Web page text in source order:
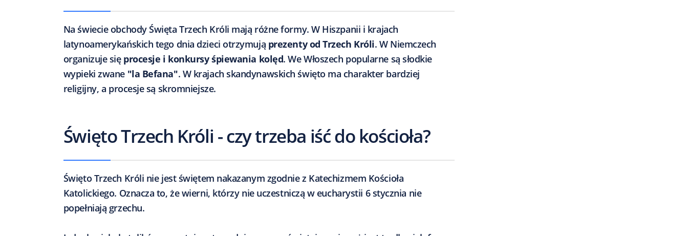
Na świecie obchody Święta Trzech Króli mają różne formy. W Hiszpanii i krajach
latynoamerykańskich tego dnia dzieci otrzymują prezenty od Trzech Króli. W Niemczech
organizuje się procesje i konkursy śpiewania kolęd. We Włoszech popularne są słodkie
wypieki zwane "la Befana". W krajach skandynawskich święto ma charakter bardziej
religijny, a procesje są skromniejsze.
Święto Trzech Króli - czy trzeba iść do kościoła?
Święto Trzech Króli nie jest świętem nakazanym zgodnie z Katechizmem Kościoła
Katolickiego. Oznacza to, że wierni, którzy nie uczestniczą w eucharystii 6 stycznia nie
popełniają grzechu.